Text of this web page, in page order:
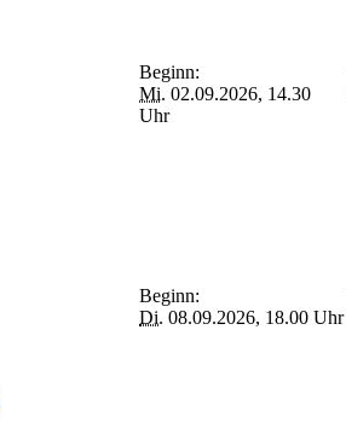
Beginn:
Mi. 02.09.2026, 14.30
Uhr
Beginn:
Di. 08.09.2026, 18.00 Uhr